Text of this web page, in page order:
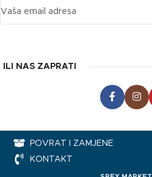
ILI NAS ZAPRATI
POVRAT I ZAMJENE
KONTAKT